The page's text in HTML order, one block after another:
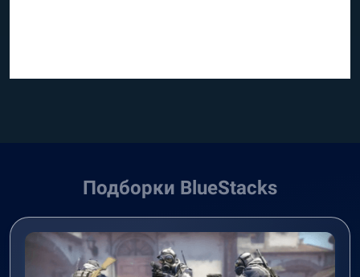
Подборки BlueStacks